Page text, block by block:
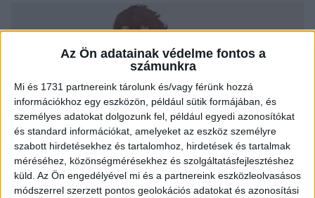
Az Ön adatainak védelme fontos a
számunkra
Mi és 1731 partnereink tárolunk és/vagy férünk hozzá
információkhoz egy eszközön, például sütik formájában, és
személyes adatokat dolgozunk fel, például egyedi azonosítókat
és standard információkat, amelyeket az eszköz személyre
szabott hirdetésekhez és tartalomhoz, hirdetések és tartalmak
méréséhez, közönségmérésekhez és szolgáltatásfejlesztéshez
küld. Az Ön engedélyével mi és a partnereink eszközleolvasásos
módszerrel szerzett pontos geolokációs adatokat és azonosítási